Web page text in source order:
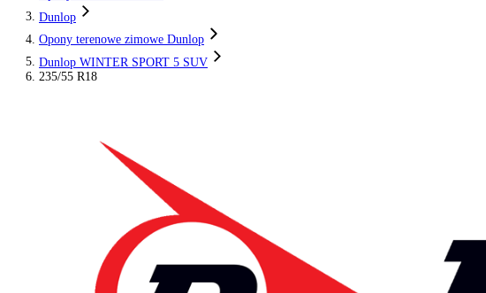
Opony
Opony terenowe zimowe
Dunlop
235/55 R18